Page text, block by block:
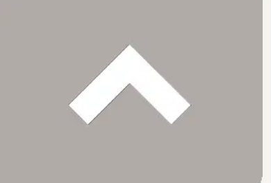
各種ブランドのカードをご利用いただけます。
【Paidy（後払い/コンビニ払い）】
お支払後の在庫確保となりますため、お早めにお支払をお願いし
なお、お支払口座は、注文確認メールに記載しております。
振込手数料はお客様負担となります。